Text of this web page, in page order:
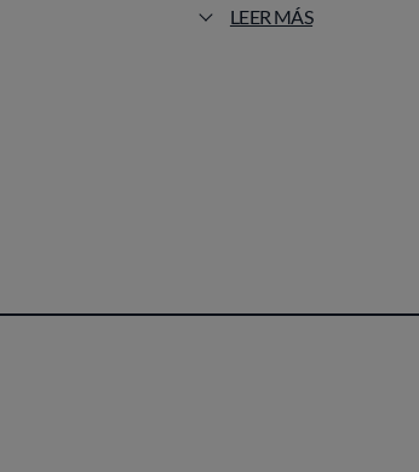
una elegancia austera. Nada busca
un equilibrio entre innovación y
LEER MÁS